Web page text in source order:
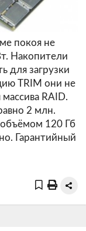
покоя не
Накопители
для загрузки
TRIM они не
RAID.
2 млн.
120 Гб
Гарантийный